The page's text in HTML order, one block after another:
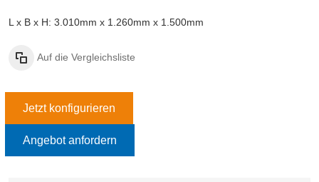
L x B x H: 3.010mm x 1.260mm x 1.500mm
Auf die Vergleichsliste
Jetzt konfigurieren
Angebot anfordern